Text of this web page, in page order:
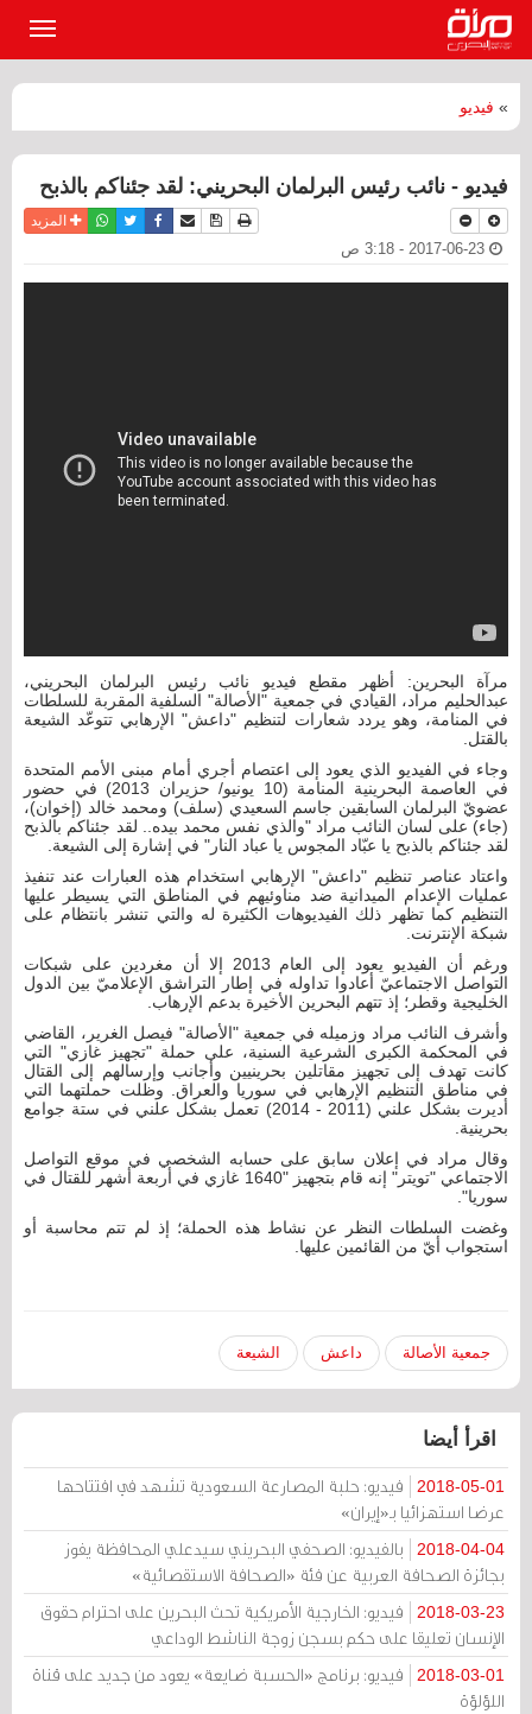
» فيديو
فيديو - نائب رئيس البرلمان البحريني: لقد جئناكم بالذبح
نسخة للطباعة
حفظ الموضوع
أرسل الى صديق
فيسبوكتويترواتسابالمزيد
مرآة البحرين: أظهر مقطع فيديو نائب رئيس البرلمان البحريني،
عبدالحليم مراد، القيادي في جمعية "الأصالة" السلفية المقربة للسلطات
في المنامة، وهو يردد شعارات لتنظيم "داعش" الإرهابي تتوعّد الشيعة
بالقتل.
وجاء في الفيديو الذي يعود إلى اعتصام أجري أمام مبنى الأمم المتحدة
في العاصمة البحرينية المنامة (10 يونيو/ حزيران 2013) في حضور
عضويّ البرلمان السابقين جاسم السعيدي (سلف) ومحمد خالد (إخوان)،
(جاء) على لسان النائب مراد "والذي نفس محمد بيده.. لقد جئناكم بالذبح
لقد جئناكم بالذبح يا عبّاد المجوس يا عباد النار" في إشارة إلى الشيعة.
واعتاد عناصر تنظيم "داعش" الإرهابي استخدام هذه العبارات عند تنفيذ
عمليات الإعدام الميدانية ضد مناوئيهم في المناطق التي يسيطر عليها
التنظيم كما تظهر ذلك الفيديوهات الكثيرة له والتي تنشر بانتظام على
شبكة الإنترنت.
ورغم أن الفيديو يعود إلى العام 2013 إلا أن مغردين على شبكات
التواصل الاجتماعيّ أعادوا تداوله في إطار التراشق الإعلاميّ بين الدول
الخليجية وقطر؛ إذ تتهم البحرين الأخيرة بدعم الإرهاب.
وأشرف النائب مراد وزميله في جمعية "الأصالة" فيصل الغرير، القاضي
في المحكمة الكبرى الشرعية السنية، على حملة "تجهيز غازي" التي
كانت تهدف إلى تجهيز مقاتلين بحرينيين وأجانب وإرسالهم إلى القتال
في مناطق التنظيم الإرهابي في سوريا والعراق. وظلت حملتهما التي
أديرت بشكل علني (2011 - 2014) تعمل بشكل علني في ستة جوامع
بحرينية.
وقال مراد في إعلان سابق على حسابه الشخصي في موقع التواصل
الاجتماعي "تويتر" إنه قام بتجهيز "1640 غازي في أربعة أشهر للقتال في
سوريا".
وغضت السلطات النظر عن نشاط هذه الحملة؛ إذ لم تتم محاسبة أو
استجواب أيّ من القائمين عليها.
جمعية الأصالة داعش الشيعة
اقرأ أيضا
2018-05-01
فيديو: حلبة المصارعة السعودية تشهد في افتتاحها
عرضا استهزائيا بـ«إيران»
2018-04-04
بالفيديو: الصحفي البحريني سيدعلي المحافظة يفوز
بجائزة الصحافة العربية عن فئة «الصحافة الاستقصائية»
2018-03-23
فيديو: الخارجية الأمريكية تحث البحرين على احترام حقوق
الإنسان تعليقا على حكم بسجن زوجة الناشط الوداعي
2018-03-01
فيديو: برنامج «الحسبة ضايعة» يعود من جديد على قناة
اللؤلؤة